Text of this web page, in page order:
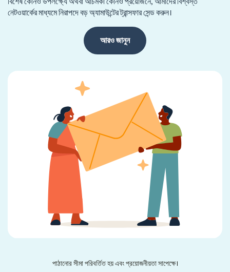
নেটওয়ার্কের মাধ্যমে নিরাপদে বড় অ্যামাউন্টের ট্রান্সফার সেন্ড করুন।
আরও জানুন
পাঠানোর সীমা পরিবর্তিত হয় এবং প্রয়োজনীয়তা সাপেক্ষে।